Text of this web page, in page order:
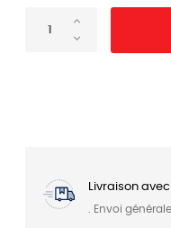
Livraison
. Envoi